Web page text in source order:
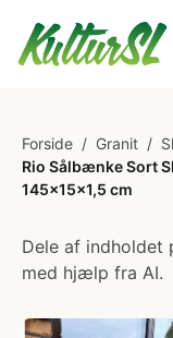
Forside / Granit /
Rio Sålbænke Sort
145x15x1,5 cm
Dele af indholdet
med hjælp fra AI.